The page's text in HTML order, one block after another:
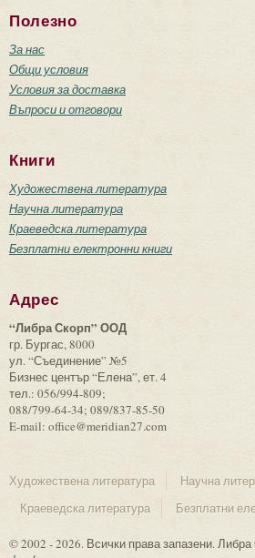
Полезно
За нас
Общи условия
Условия за доставка
Въпроси и отговори
Книги
Художествена литература
Научна литература
Краеведска литература
Безплатни електронни книги
Адрес
“Либра Скорп” ООД
гр. Бургас, 8000
ул. “Съединение” №5
Бизнес център “Елена”, ет. 4
тел.: 056/994-809;
088/799-64-34; 089/837-85-50
E-mail: office@meridian27.com
Художествена литература
Научна
Краеведска литература
Безплатни
© 2002 - 2026. Всички права запазени.